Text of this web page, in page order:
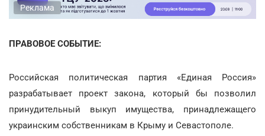
Реклама
ПРАВОВОЕ СОБЫТИЕ:
Российская политическая партия «Единая Россия»
разрабатывает проект закона, который бы позволил
принудительный выкуп имущества, принадлежащего
украинским собственникам в Крыму и Севастополе.